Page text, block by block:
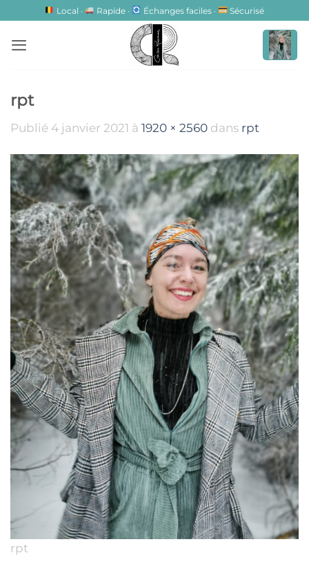
contenu
Local · Rapide · Échanges faciles · Sécurisé
rpt
Publié 4 janvier 2021 à 1920 × 2560 dans rpt
rpt